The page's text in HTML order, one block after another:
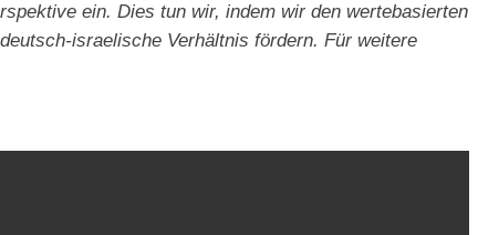
ein. Dies tun wir, indem wir den wertebasierten
israelische Verhältnis fördern. Für weitere